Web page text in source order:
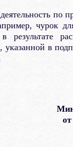
по
чурок
результате
указанной в